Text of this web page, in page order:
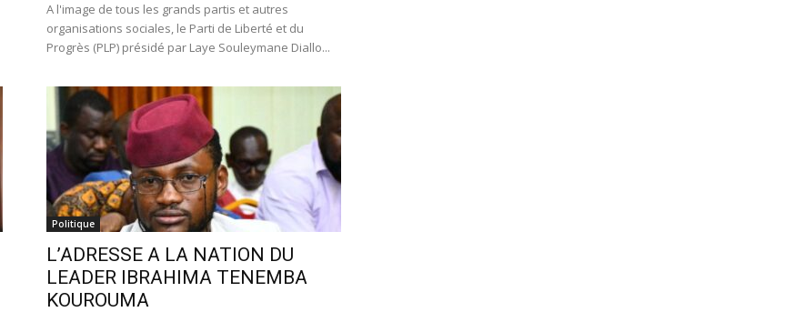
A l'image de tous les grands partis et autres
organisations sociales, le Parti de Liberté et du
Progrès (PLP) présidé par Laye Souleymane Diallo...
Politique
L’ADRESSE A LA NATION DU
LEADER IBRAHIMA TENEMBA
KOUROUMA